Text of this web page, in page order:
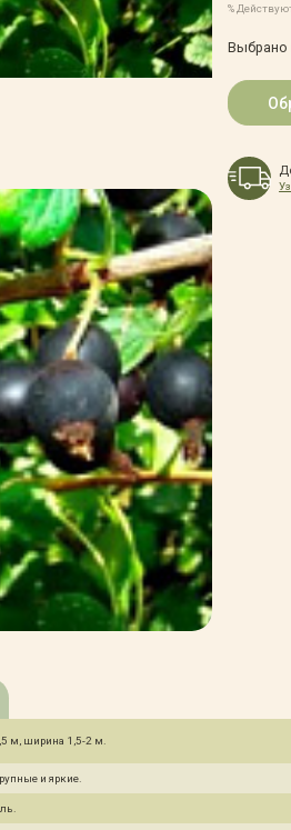
%
Выбрано
м, ширина 1,5-2 м.
и яркие.